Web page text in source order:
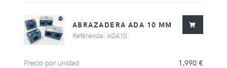
ABRAZADERA ADA 10 MM
Referencia: ADA10
Precio por unidad 1,990 €